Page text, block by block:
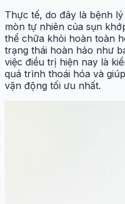
Thực tế, do đây là bệnh
mòn tự nhiên của sụn
thể chữa khỏi hoàn toàn
trạng thái hoàn hảo như
việc điều trị hiện nay là
quá trình thoái hóa và
vận động tối ưu nhất.